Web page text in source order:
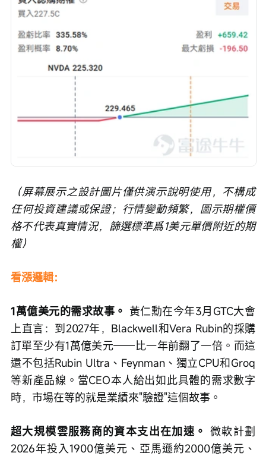
（屏幕展示之設計圖片僅供演示說明使用，不構成
任何投資建議或保證；行情變動頻繁，圖示期權價
格不代表真實情況，篩選標準爲1美元單價附近的期
權）
看漲邏輯：
1萬億美元的需求故事。 黃仁勳在今年3月GTC大會
上直言：到2027年，Blackwell和Vera Rubin的採購
訂單至少有1萬億美元——比一年前翻了一倍。而這
還不包括Rubin Ultra、Feynman、獨立CPU和Groq
等新產品線。當CEO本人給出如此具體的需求數字
時，市場在等的就是業績來"驗證"這個故事。
超大規模雲服務商的資本支出在加速。 微軟計劃
2026年投入1900億美元、亞馬遜約2000億美元、